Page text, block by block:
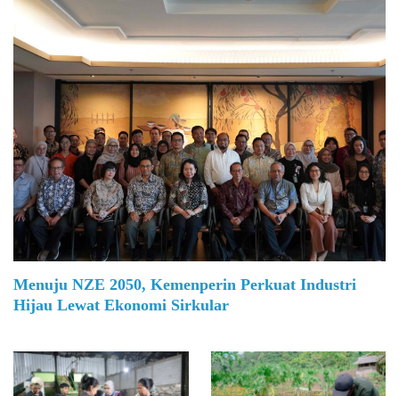
Menuju NZE 2050, Kemenperin Perkuat Industri
Hijau Lewat Ekonomi Sirkular